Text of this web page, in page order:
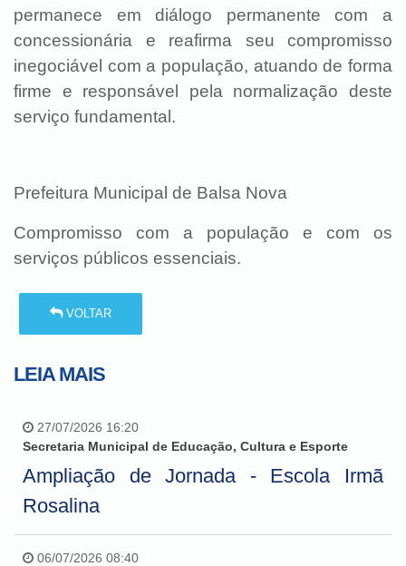
permanece em diálogo permanente com a
concessionária e reafirma seu compromisso
inegociável com a população, atuando de forma
firme e responsável pela normalização deste
serviço fundamental.
Prefeitura Municipal de Balsa Nova
Compromisso com a população e com os
serviços públicos essenciais.
VOLTAR
LEIA MAIS
27/07/2026 16:20
Secretaria Municipal de Educação, Cultura e Esporte
Ampliação de Jornada - Escola Irmã
Rosalina
06/07/2026 08:40